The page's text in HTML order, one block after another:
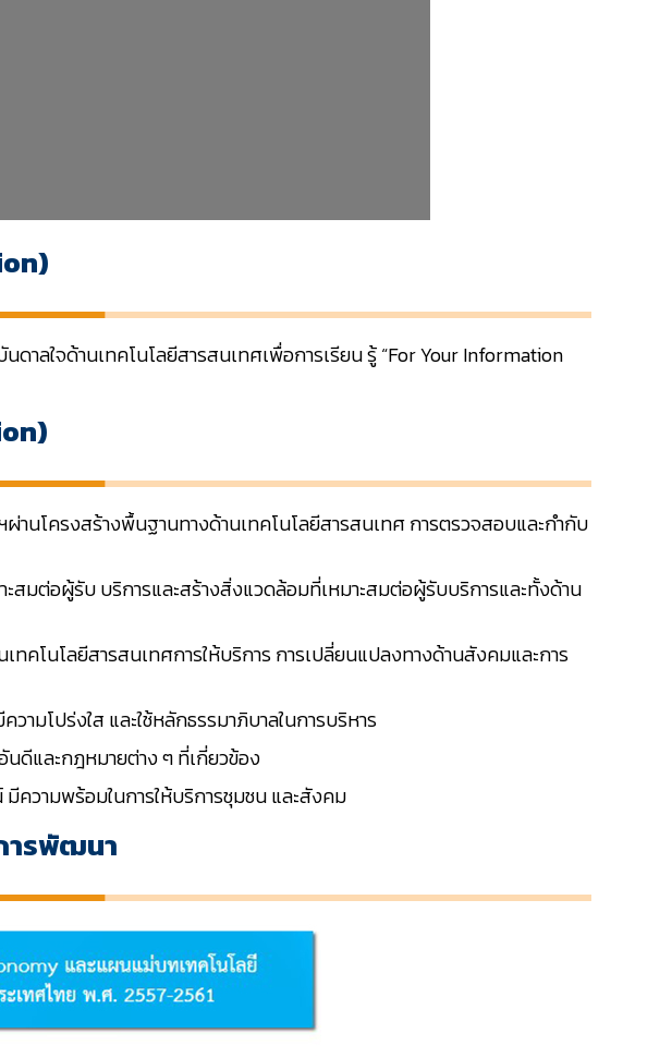
ลใจด้านเทคโนโลยีสารสนเทศเพื่อการเรียน รู้ “For Your Information
นโครงสร้างพื้นฐานทางด้านเทคโนโลยีสารสนเทศ การตรวจสอบและกำกับ
มต่อผู้รับ บริการและสร้างสิ่งแวดล้อมที่เหมาะสมต่อผู้รับบริการและทั้งด้าน
โนโลยีสารสนเทศการให้บริการ การเปลี่ยนแปลงทางด้านสังคมและการ
ามโปร่งใส และใช้หลักธรรมาภิบาลในการบริหาร
นดีและกฎหมายต่าง ๆ ที่เกี่ยวข้อง
ความพร้อมในการให้บริการชุมชน และสังคม
ารพัฒนา